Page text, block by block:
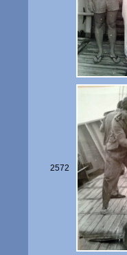
2572